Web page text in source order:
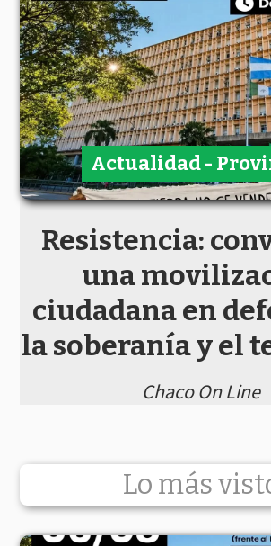
Resistencia:
una
ciudadana en
la soberanía y el
Chaco On Line
Actualidad -
Lo más